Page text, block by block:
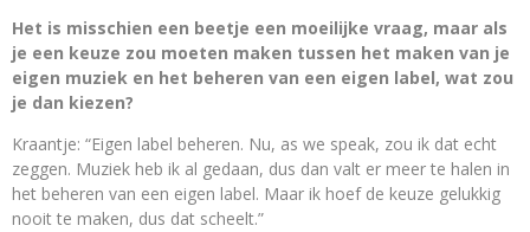
Het is misschien een beetje een moeilijke vraag, maar als
je een keuze zou moeten maken tussen het maken van je
eigen muziek en het beheren van een eigen label, wat zou
je dan kiezen?
Kraantje: “Eigen label beheren. Nu, as we speak, zou ik dat echt
zeggen. Muziek heb ik al gedaan, dus dan valt er meer te halen in
het beheren van een eigen label. Maar ik hoef de keuze gelukkig
nooit te maken, dus dat scheelt.”